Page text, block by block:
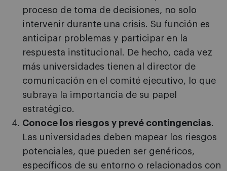
proceso de toma de decisiones, no solo
intervenir durante una crisis. Su función es
anticipar problemas y participar en la
respuesta institucional. De hecho, cada vez
más universidades tienen al director de
comunicación en el comité ejecutivo, lo que
subraya la importancia de su papel
estratégico.
Conoce los riesgos y prevé contingencias.
Las universidades deben mapear los riesgos
potenciales, que pueden ser genéricos,
específicos de su entorno o relacionados con